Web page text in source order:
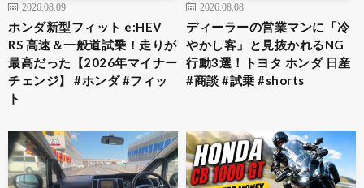
2026.08.09
ホンダ新型フィット e:HEV
RS 高速＆一般道試乗！走りが
最高だった【2026年マイナー
チェンジ】 #ホンダ #フィッ
ト
2026.08.08
ディーラーの営業マンに「冷
やかし客」と見抜かれるNG
行動3選！トヨタ ホンダ 日産
#商談 #試乗 #shorts